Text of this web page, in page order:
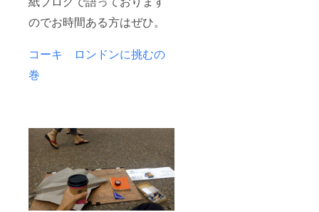
のでお時間ある方はぜひ。
コーキ ロンドンに挑むの
巻